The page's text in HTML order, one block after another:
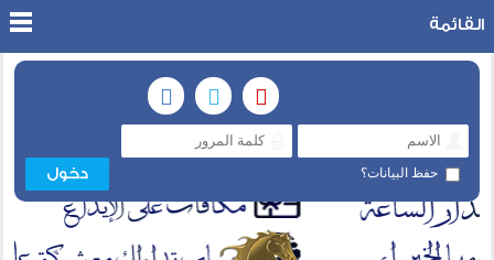
حفظ البيانات؟
القائمة